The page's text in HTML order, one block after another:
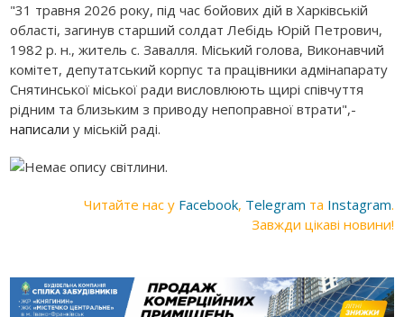
"31 травня 2026 року, під час бойових дій в Харківській
області, загинув старший солдат Лебідь Юрій Петрович,
1982 р. н., житель с. Завалля. Міський голова, Виконавчий
комітет, депутатський корпус та працівники адмінапарату
Снятинської міської ради висловлюють щирі співчуття
рідним та близьким з приводу непоправної втрати",-
написали у міській раді.
Читайте нас у Facebook, Telegram та Instagram.
Завжди цікаві новини!